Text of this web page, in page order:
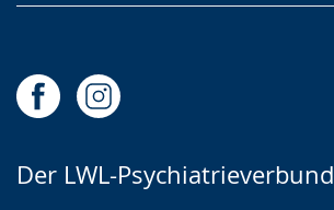
Der LWL-Psychiatrieverbund